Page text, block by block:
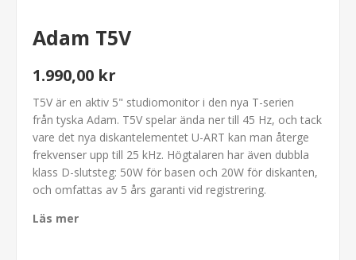
Adam T5V
1.990,00 kr
T5V är en aktiv 5" studiomonitor i den nya T-serien
från tyska Adam. T5V spelar ända ner till 45 Hz, och tack
vare det nya diskantelementet U-ART kan man återge
frekvenser upp till 25 kHz. Högtalaren har även dubbla
klass D-slutsteg: 50W för basen och 20W för diskanten,
och omfattas av 5 års garanti vid registrering.
Läs mer